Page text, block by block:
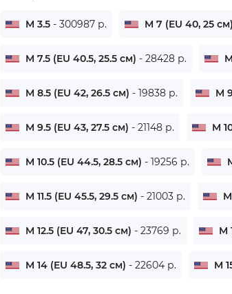
M 3.5 - 300987 р. M 7 (EU 40, 25 см)
M 7.5 (EU 40.5, 25.5 см) - 28428 р.
M 8.5 (EU 42, 26.5 см) - 19838 р. M
M 9.5 (EU 43, 27.5 см) - 21148 р. M
M 10.5 (EU 44.5, 28.5 см) - 19256 р.
M 11.5 (EU 45.5, 29.5 см) - 21003 р.
M 12.5 (EU 47, 30.5 см) - 23769 р. M
M 14 (EU 48.5, 32 см) - 22604 р. M